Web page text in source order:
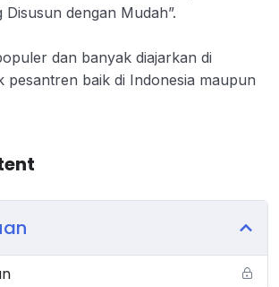
Disusun dengan Mudah”.
dan banyak diajarkan di
pesantren baik di Indonesia maupun